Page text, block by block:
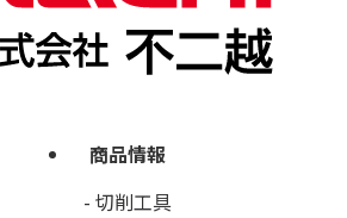
商品情報
切削工具